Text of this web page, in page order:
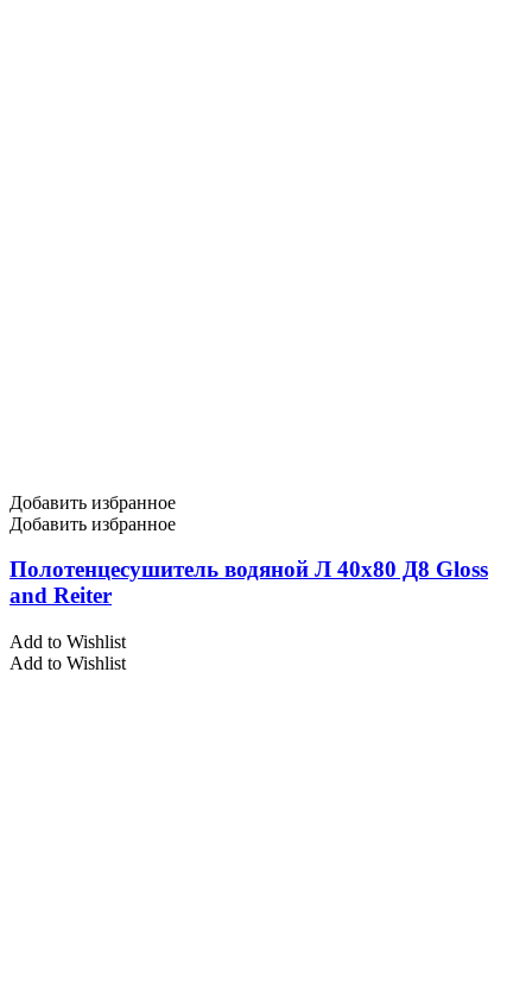
Добавить избранное
Добавить избранное
Полотенцесушитель водяной Л 40х80 Д8 Gloss
and Reiter
Add to Wishlist
Add to Wishlist